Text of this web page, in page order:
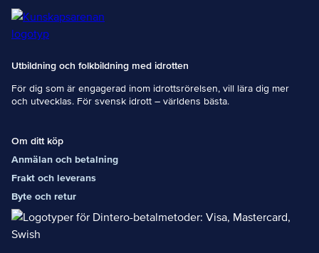
Utbildning och folkbildning med idrotten
För dig som är engagerad inom idrottsrörelsen, vill lära dig mer
och utvecklas. För svensk idrott – världens bästa.
Om ditt köp
Anmälan och betalning
Frakt och leverans
Byte och retur